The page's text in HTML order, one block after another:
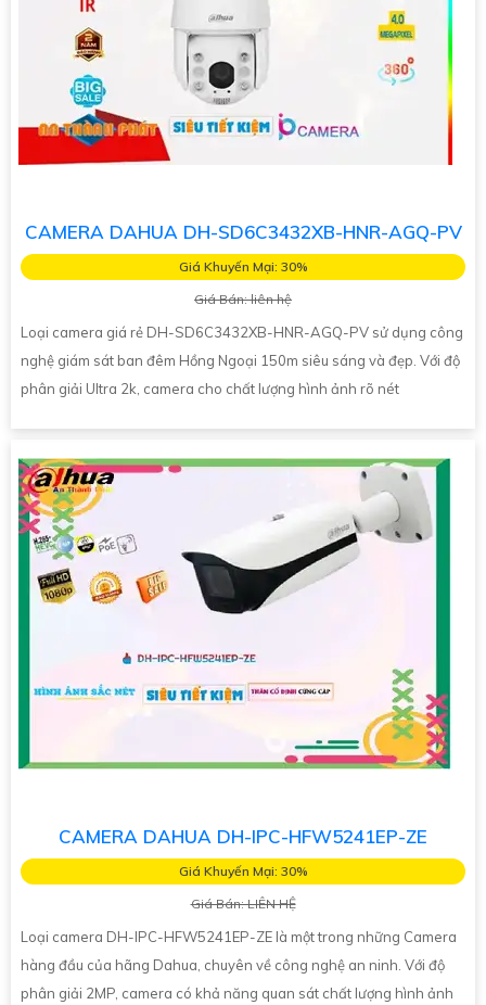
CAMERA DAHUA DH-SD6C3432XB-HNR-AGQ-PV
Giá Khuyến Mại: 30%
Giá Bán: liên hệ
Loại camera giá rẻ DH-SD6C3432XB-HNR-AGQ-PV sử dụng công
nghệ giám sát ban đêm Hồng Ngoại 150m siêu sáng và đẹp. Với độ
phân giải Ultra 2k, camera cho chất lượng hình ảnh rõ nét
CAMERA DAHUA DH-IPC-HFW5241EP-ZE
Giá Khuyến Mại: 30%
Giá Bán: LIÊN HỆ
Loại camera DH-IPC-HFW5241EP-ZE là một trong những Camera
hàng đầu của hãng Dahua, chuyên về công nghệ an ninh. Với độ
phân giải 2MP, camera có khả năng quan sát chất lượng hình ảnh